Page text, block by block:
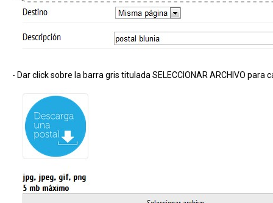
- Dar click sobre la barra gris titulada SELECCIONAR ARCHIVO